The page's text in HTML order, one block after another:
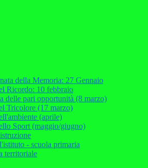
della Memoria: 27 Gennaio
Ricordo: 10 febbraio
delle pari opportunità (8 marzo)
Tricolore (17 marzo)
(aprile)
Sport (maggio/giugno)
- scuola primaria
territoriale